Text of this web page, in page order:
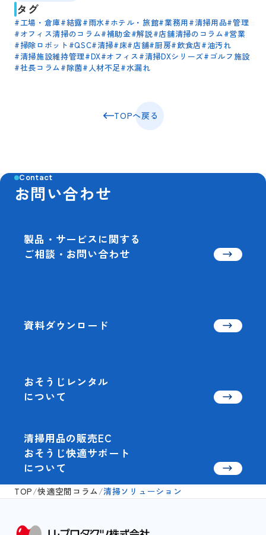
タグ
#工場・倉庫#結露#雨水#ホテル・旅館#業務用#清掃用品#管理
#オフィス清掃のコラム#補助金#解説#店舗清掃のコラム#営業
#掃除ロボット #QSC#清掃#床#店舗#厨房#飲食店#油汚れ
#清掃施設維持管理#DX#オフィス#清掃DXシリーズ# ゴルフ施設
#社長コラム#除菌# 人材不足#水漏れ
TOPへ戻る
Contact
お問い合わせ
製品・サービスに関する
ご相談・お問い合わせ
資料ダウンロード
おそうじレンタル
について
清掃用品の販売EC
おそうじ快適サポート
について
TOP/快適空間コラム/清掃ソリューション